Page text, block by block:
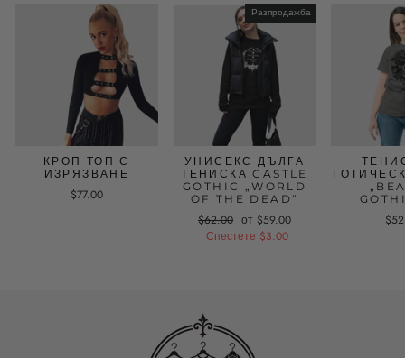
КРОП ТОП С
ИЗРЯЗВАНЕ
$77.00
Разпродажба
УНИСЕКС ДЪЛГА
ТЕНИСКА CASTLE
GOTHIC „WORLD
OF THE DEAD“
Редовна
цена
$62.00 Промоционална
цена
от $59.00
Спестете $3.00